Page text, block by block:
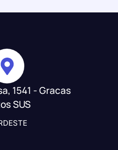
1541 - Gracas
SUS